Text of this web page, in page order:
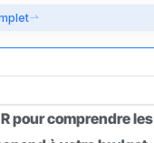
pour comprendre les